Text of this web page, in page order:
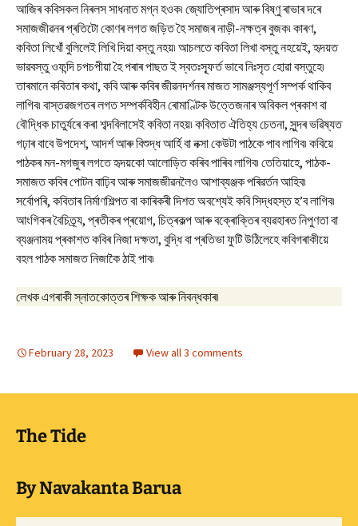
আজিৰ কবিসকল নিৰলস সাধনাত মগ্ন হওক৷ জ্যোতিপ্ৰসাদ আৰু বিষ্ণু ৰাভাৰ দৰে
সমাজজীৱনৰ প্ৰতিটো কোণৰ লগত জড়িত হৈ সমাজৰ নাড়ী-নক্ষত্ৰ বুজক৷ কাৰণ,
কবিতা লিখোঁ বুলিলেই লিখি দিয়া বস্তু নহয়৷ আচলতে কবিতা লিখা বস্তু নহয়েই, হৃদয়ত
ভাৱবস্তু ওফন্দি চপচপীয়া হৈ পৰাৰ পাছত ই স্বতঃস্ফূৰ্ত ভাবে নিঃসৃত হোৱা বস্তুহে৷
তাৰমানে কবিতাৰ কথা, কবি আৰু কবিৰ জীৱনদৰ্শনৰ মাজত সামঞ্জস্যপূৰ্ণ সম্পৰ্ক থাকিব
লাগিব৷ বাস্তৱজগতৰ লগত সম্পৰ্কবিহীন ৰোমাণ্টিক উত্তেজনাৰ অবিকল প্ৰকাশ বা
বৌদ্ধিক চাতুৰ্যৰে কৰা শব্দবিলাসেই কবিতা নহয়৷ কবিতাত ঐতিহ্য চেতনা, সুন্দৰ ভৱিষ্যত
গঢ়াৰ বাবে উপদেশ, আদৰ্শ আৰু বিশুদ্ধ আৰ্হি বা নক্সা কেউটা পাঠকে পাব লাগিব৷ কবিয়ে
পাঠকৰ মন-মগজুৰ লগতে হৃদয়কো আলোড়িত কৰিব পাৰিব লাগিব৷ তেতিয়াহে, পাঠক-
সমাজত কবিৰ পোটন বাঢ়িব আৰু সমাজজীৱনলৈও আশাব্যঞ্জক পৰিৱৰ্তন আহিব৷
সৰ্বোপৰি, কবিতাৰ নিৰ্মাণশিল্পত বা কাৰিকৰী দিশত অবশ্যেই কবি সিদ্ধহস্ত হ’ব লাগিব৷
আংগিকৰ বৈচিত্ৰ্য, প্ৰতীকৰ প্ৰয়োগ, চিত্ৰকল্প আৰু বক্ৰোক্তিৰ ব্যৱহাৰত নিপুণতা বা
ব্যঞ্জনাময় প্ৰকাশত কবিৰ নিজা দক্ষতা, বুদ্ধি বা প্ৰতিভা ফুটি উঠিলেহে কবিগৰাকীয়ে
বহল পাঠক সমাজত নিজাকৈ ঠাই পাব৷
লেখক এগৰাকী স্নাতকোত্তৰ শিক্ষক আৰু নিবন্ধকাৰ৷
February 28, 2023 View all 3 comments
The Tide
By Navakanta Barua